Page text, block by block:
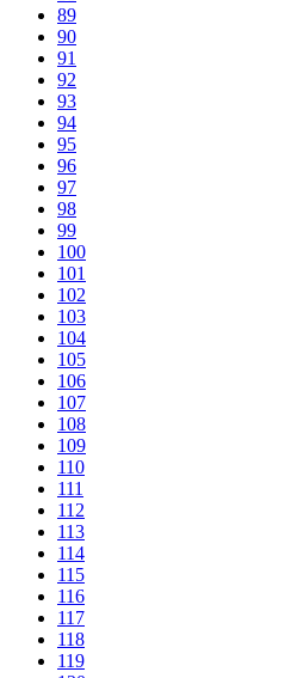
89
90
91
92
93
94
95
96
97
98
99
100
101
102
103
104
105
106
107
108
109
110
111
112
113
114
115
116
117
118
119